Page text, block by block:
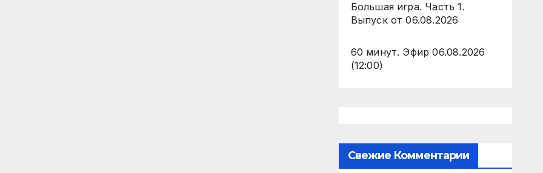
Большая игра. Часть 1.
Выпуск от 06.08.2026
60 минут. Эфир 06.08.2026
(12:00)
Свежие Комментарии